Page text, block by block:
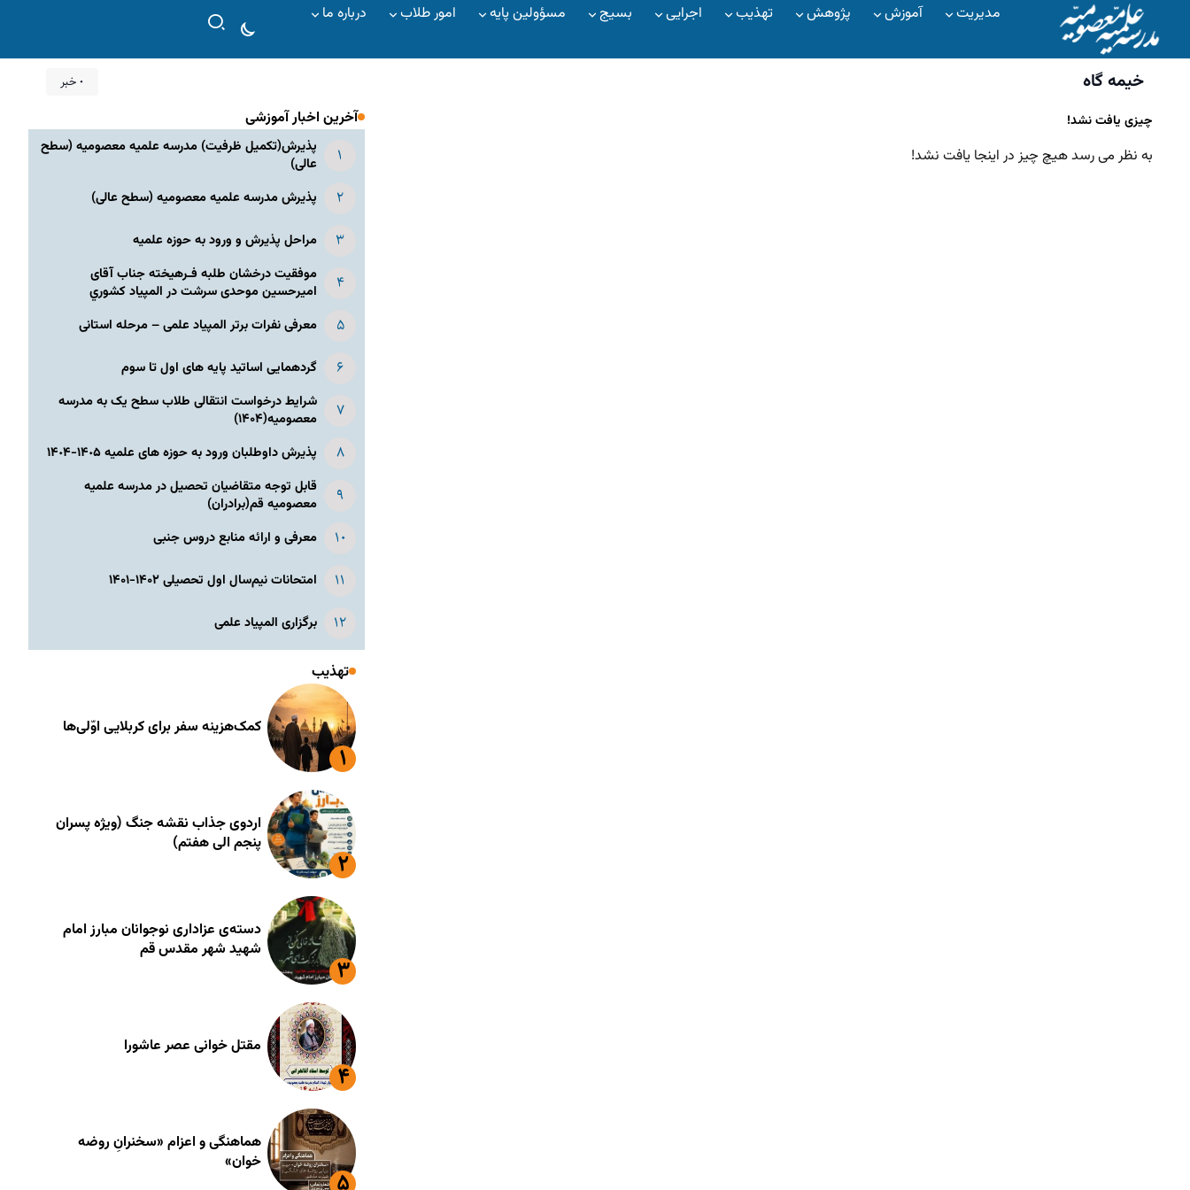
مدیریت آموزش پژوهش تهذیب اجرایی بسیج مسؤولین پایه امور طلاب درباره ما
خیمه گاه ۰ خبر
چیزی یافت نشد!
به نظر می رسد هیچ چیز در اینجا یافت نشد!
آخرین اخبار آموزشی
پذیرش(تکمیل ظرفیت) مدرسه علمیه معصومیه‌ (سطح
عالی)
پذیرش مدرسه علمیه معصومیه‌ (سطح عالی)
مراحل پذیرش و ورود به حوزه علمیه
موفقیت درخشان طلبه فـرهیخته جناب آقای
امیرحسین موحدی سرشت در المپياد كشوري
معرفی نفرات برتر المپیاد علمی – مرحله استانی
گردهمایی اساتید پایه های اول تا سوم
شرایط درخواست انتقالی طلاب سطح یک به مدرسه
معصومیه(۱۴۰۴)
پذیرش داوطلبان ورود به حوزه های علمیه ١۴٠۵-١۴٠۴
قابل توجه متقاضیان تحصیل در مدرسه علمیه
معصومیه قم(برادران)
معرفی و ارائه منابع دروس جنبی
امتحانات نیم‌سال اول تحصیلی ۱۴۰۲-۱۴۰۱
برگزاری المپیاد علمی
تهذیب
کمک‌هزینه سفر برای کربلایی اوّلی‌ها
اردوی جذاب نقشه جنگ (ویژه پسران
پنجم الی هفتم)
دسته‌ی عزاداری نوجوانان مبارز امام
شهید شهر مقدس قم
مقتل خوانی عصر عاشورا
هماهنگی و اعزام «سخنرانِ روضه
خوان»